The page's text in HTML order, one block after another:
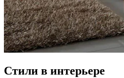
Стили в интерьере